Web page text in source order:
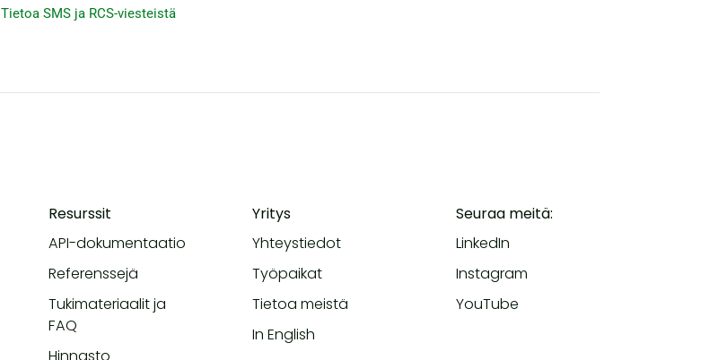
Tietoa SMS ja RCS-viesteistä
Resurssit
API-dokumentaatio
Referenssejä
Tukimateriaalit ja
FAQ
Hinnasto
Yritys
Yhteystiedot
Työpaikat
Tietoa meistä
In English
Seuraa meitä:
LinkedIn
Instagram
YouTube